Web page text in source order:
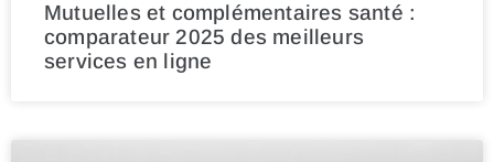
Mutuelles et complémentaires santé :
comparateur 2025 des meilleurs
services en ligne